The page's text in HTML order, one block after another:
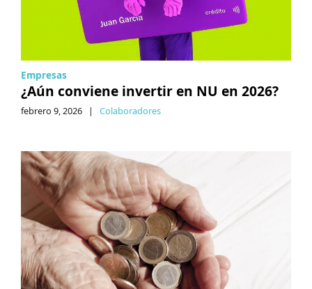
Empresas
¿Aún conviene invertir en NU en 2026?
febrero 9, 2026 | Colaboradores